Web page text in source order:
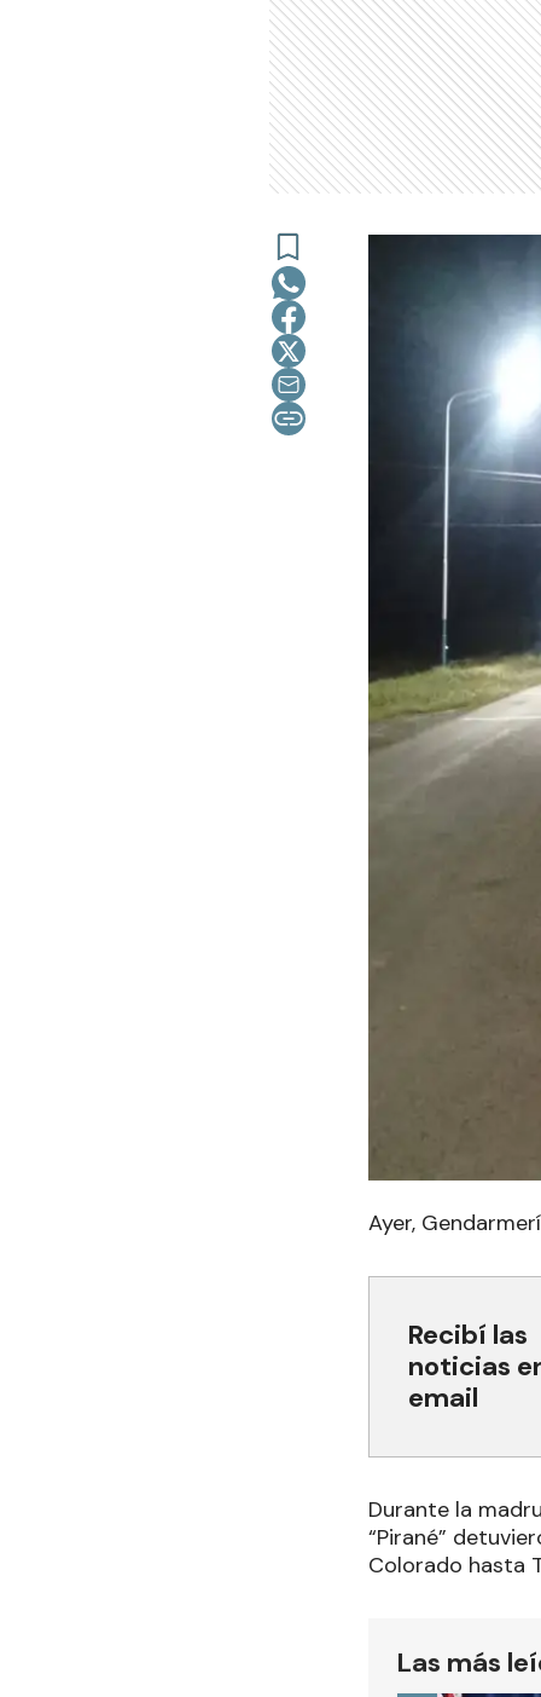
Ayer,
Recibí las
noticias
email
Durante la
“Pirané”
Colorado hasta
Las más